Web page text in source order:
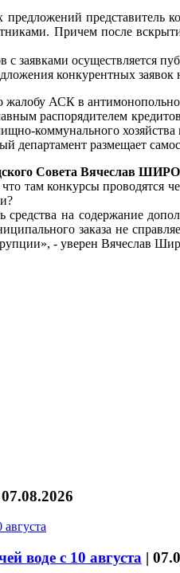
представитель
Причем после
заявками осуществляется
конкурентных заявок
жалобу АСК в
распорядителем
коммунального
размещает
Совета Вячеслав
что там конкурсы
на содержание
заказа не
- уверен Вячеслав
07.08.2026
воде с 10 августа |